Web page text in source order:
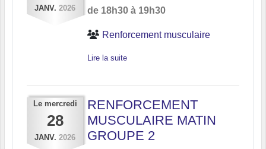
JANV. 2026 de 18h30 à 19h30
Renforcement musculaire
Lire la suite
Le mercredi
28
JANV. 2026
RENFORCEMENT
MUSCULAIRE MATIN
GROUPE 2